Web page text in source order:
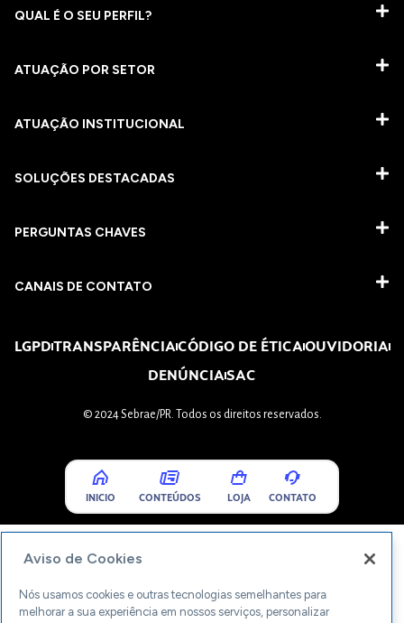
QUAL É O SEU PERFIL?
ATUAÇÃO POR SETOR
ATUAÇÃO INSTITUCIONAL
SOLUÇÕES DESTACADAS
PERGUNTAS CHAVES​
CANAIS DE CONTATO
LGPDTRANSPARÊNCIACÓDIGO DE ÉTICAOUVIDORIA
DENÚNCIASAC
© 2024 Sebrae/PR. Todos os direitos reservados.
INICIO CONTEÚDOS LOJA CONTATO
Aviso de Cookies
Nós usamos cookies e outras tecnologias semelhantes para
melhorar a sua experiência em nossos serviços, personalizar